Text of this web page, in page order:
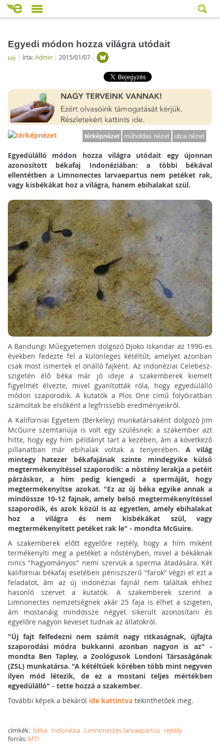
Egyedi módon hozza világra utódait
Hír írta:Admin 2015/01/07
térképnézet műholdas nézet utca nézet
Egyedülálló módon hozza világra utódait egy újonnan
azonosított békafaj Indonéziában: a többi békával
ellentétben a Limnonectes larvaepartus nem petéket rak,
vagy kisbékákat hoz a világra, hanem ebihalakat szül.
A Bandungi Műegyetemen dolgozó Djoko Iskandar az 1990-es
években fedezte fel a különleges kétéltűt, amelyet azonban
csak most ismertek el önálló fajként. Az indonéziai Celebesz-
szigetén élő béka már jó ideje a szakemberek kiemelt
figyelmét élvezte, mivel gyanították róla, hogy egyedülálló
módon szaporodik. A kutatók a Plos One című folyóiratban
számoltak be elsőként a legfrissebb eredményeikről.
A Kaliforniai Egyetem (Berkeley) munkatársaként dolgozó Jim
McGuire szemtanúja is volt egy szülésnek: a szakember azt
hitte, hogy egy hím példányt tart a kezében, ám a következő
pillanatban már ebihalak voltak a tenyerében.A világ
mintegy hatezer békafajának szinte mindegyike külső
megtermékenyítéssel szaporodik: a nőstény lerakja a petéit
párzáskor, a hím pedig kiengedi a spermáját, hogy
megtermékenyítse azokat. "Ez az új béka egyike annak a
mindössze 10-12 fajnak, amely belső megtermékenyítéssel
szaporodik, és azok közül is az egyetlen, amely ebihalakat
hoz a világra és nem kisbékákat szül, vagy
megtermékenyített petéket rak le" - mondta McGuire.
A szakemberek előtt egyelőre rejtély, hogy a hím miként
termékenyíti meg a petéket a nőstényben, mivel a békáknak
nincs "hagyományos" nemi szervük a sperma átadására. Két
kaliforniai békafaj esetében péniszszerű "farok" végzi el ezt a
feladatot, ám az új indonéziai fajnál nem találtak ehhez
hasonló szervet a kutatók. A szakemberek szerint a
Limnonectes nemzetségnek akár 25 faja is élhet a szigeten,
ám mostanáig mindössze négyet sikerült azonosítani és
egyelőre nagyon keveset tudnak az állatokról.
"Új fajt felfedezni nem számít nagy ritkaságnak, újfajta
szaporodási módra bukkanni azonban nagyon is az" -
mondta Ben Tapley, a Zoológusok Londoni Társaságának
(ZSL) munkatársa. "A kétéltűek körében több mint negyven
ilyen mód létezik, de ez a mostani teljes mértékben
egyedülálló" - tette hozzá a szakember.
További képek a békáról ide kattintvatekinthetőek meg.
címkék: béka Indonézia Limnonectes larvaepartus rejtély
forrás: MTI